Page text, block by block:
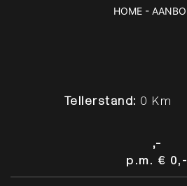
HOME -
Tellerstand: 0 Km
,-
p.m. € 0,-